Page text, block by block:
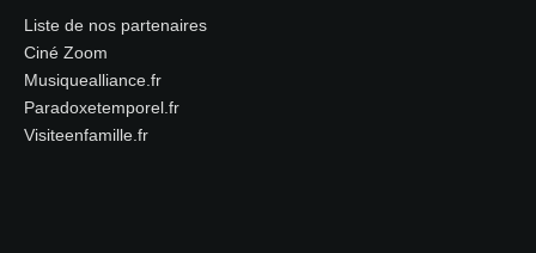
Liste de nos partenaires
Ciné Zoom
Musiquealliance.fr
Paradoxetemporel.fr
Visiteenfamille.fr